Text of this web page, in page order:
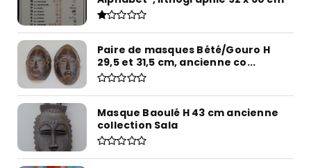
Paire de masques Bété/Gouro H
29,5 et 31,5 cm, ancienne co...
Masque Baoulé H 43 cm ancienne
collection Sala